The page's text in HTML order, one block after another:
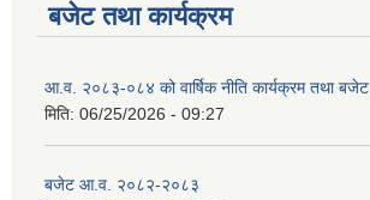
बजेट तथा कार्यक्रम
आ.व. २०८३-०८४ को वार्षिक नीति कार्यक्रम तथा बजेट
मिति: 06/25/2026 - 09:27
बजेट आ.व. २०८२-२०८३